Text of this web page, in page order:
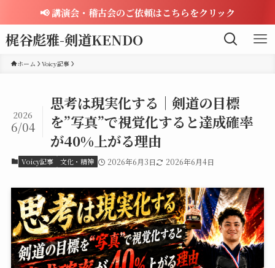
📢 講演会・稽古会のご依頼はこちらをクリック
梶谷彪雅-剣道KENDO
ホーム Voicy記事
思考は現実化する｜剣道の目標
を”写真”で視覚化すると達成確率
が40%上がる理由
2026
6/04
Voicy記事 文化・精神 2026年6月3日 2026年6月4日